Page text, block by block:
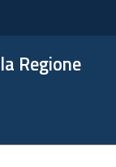
Regione